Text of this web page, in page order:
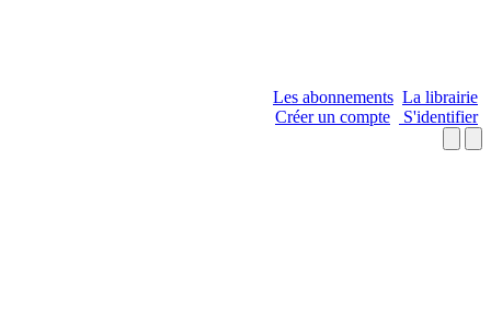
Les abonnements La librairie
Créer un compte
S'identifier